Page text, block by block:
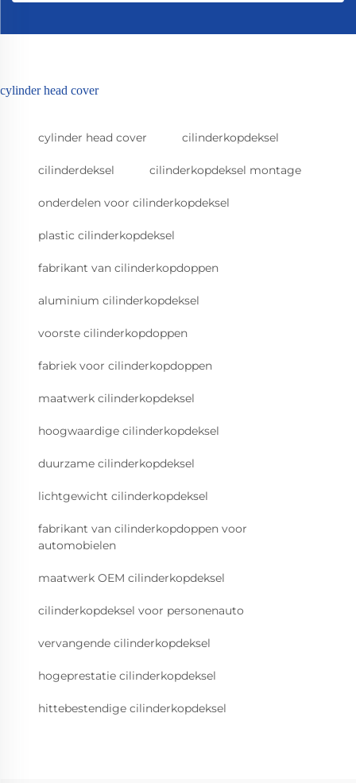
cylinder head cover
cylinder head cover cilinderkopdeksel
cilinderdeksel cilinderkopdeksel montage
onderdelen voor cilinderkopdeksel
plastic cilinderkopdeksel
fabrikant van cilinderkopdoppen
aluminium cilinderkopdeksel
voorste cilinderkopdoppen
fabriek voor cilinderkopdoppen
maatwerk cilinderkopdeksel
hoogwaardige cilinderkopdeksel
duurzame cilinderkopdeksel
lichtgewicht cilinderkopdeksel
fabrikant van cilinderkopdoppen voor
automobielen
maatwerk OEM cilinderkopdeksel
cilinderkopdeksel voor personenauto
vervangende cilinderkopdeksel
hogeprestatie cilinderkopdeksel
hittebestendige cilinderkopdeksel